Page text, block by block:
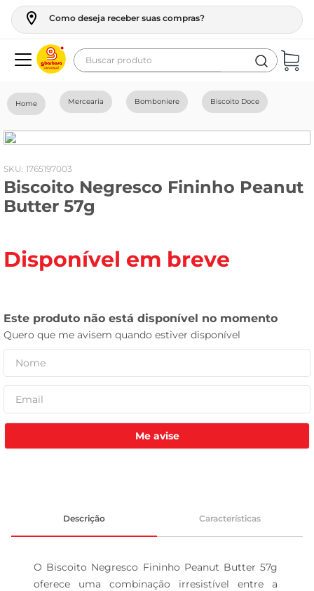
Como deseja receber suas compras?
Buscar produto
Mercearia Bomboniere Biscoito Doce
: 1765197003
Biscoito Negresco Fininho Peanut
Butter 57g
Disponível em breve
Me avise
Descrição Características
O Biscoito Negresco Fininho Peanut Butter 57g
oferece uma combinação irresistível entre a
geladeira
fogao
café
cerveja
vinho
leite pó